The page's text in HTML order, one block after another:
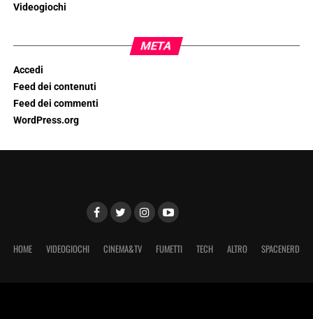
Videogiochi
META
Accedi
Feed dei contenuti
Feed dei commenti
WordPress.org
HOME VIDEOGIOCHI CINEMA&TV FUMETTI TECH ALTRO SPACENERD